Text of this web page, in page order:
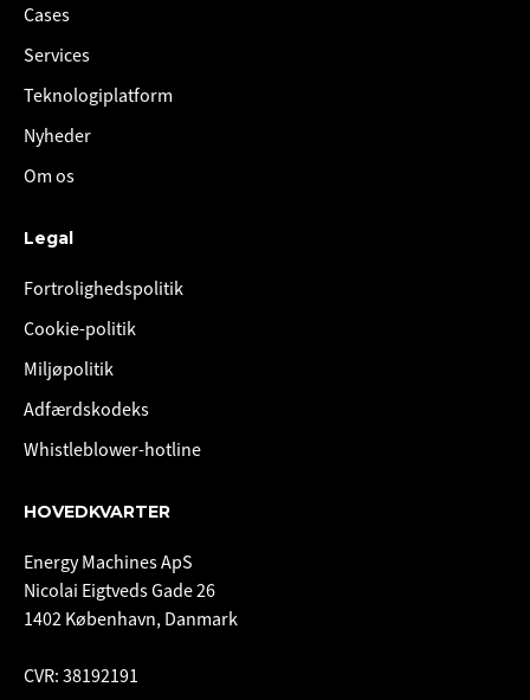
Cases
Services
Teknologiplatform
Nyheder
Om os
Legal
Fortrolighedspolitik
Cookie-politik
Miljøpolitik
Adfærdskodeks
Whistleblower-hotline
HOVEDKVARTER
Energy Machines ApS
Nicolai Eigtveds Gade 26
1402 København, Danmark
CVR: 38192191